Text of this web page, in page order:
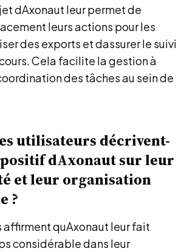
dAxonaut leur permet de
leurs actions pour les
des exports et dassurer le suivi
Cela facilite la gestion à
des tâches au sein de
utilisateurs décrivent-
dAxonaut sur leur
et leur organisation
?
affirment quAxonaut leur fait
considérable dans leur